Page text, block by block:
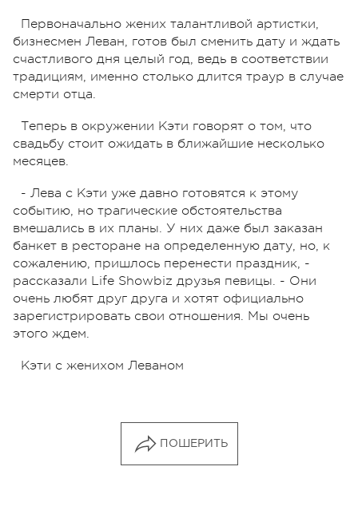
Первоначально жених талантливой артистки,
бизнесмен Леван, готов был сменить дату и ждать
счастливого дня целый год, ведь в соответствии
традициям, именно столько длится траур в случае
смерти отца.
Теперь в окружении Кэти говорят о том, что
свадьбу стоит ожидать в ближайшие несколько
месяцев.
- Лева с Кэти уже давно готовятся к этому
событию, но трагические обстоятельства
вмешались в их планы. У них даже был заказан
банкет в ресторане на определенную дату, но, к
сожалению, пришлось перенести праздник, -
рассказали Life Showbiz друзья певицы. - Они
очень любят друг друга и хотят официально
зарегистрировать свои отношения. Мы очень
этого ждем.
Кэти с женихом Леваном
ПОШЕРИТЬ